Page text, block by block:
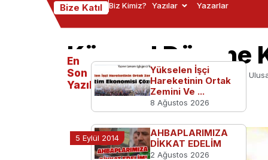
Bize Katıl Biz Kimiz? Yazılar Yazarlar
Küresel Düzene
Ana Sayfa TGB'den Küresel Düzene Karşı
5 Eylül 2014
En
Son
Yazılanlar
Yükselen İşçi
Hareketinin Ortak
Zemini Ve ...
8 Ağustos 2026
AHBAPLARIMIZA
DİKKAT EDELİM
2 Ağustos 2026